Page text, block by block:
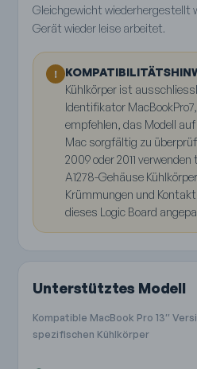
Gleichgewicht wiederhergestellt
Gerät wieder leise arbeitet.
!
Kühlkörper ist
Identifikator
empfehlen, das Modell
Mac sorgfältig zu
2009 oder 2011
A1278-Gehäuse
Krümmungen und
dieses Logic Board
Unterstütztes Modell
Kompatible MacBook Pro 13″
spezifischen Kühlkörper